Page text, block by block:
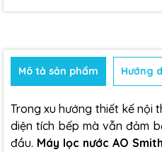
Mô tả sản phẩm Hướng
Trong xu hướng thiết kế nội
diện tích bếp mà vẫn đảm
đầu. Máy lọc nước AO